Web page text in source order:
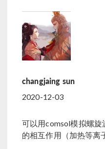
changjaing sun
2020-12-03
可以用comsol模拟螺
的相互作用（加热等离